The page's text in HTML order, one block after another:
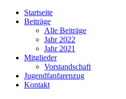
Facebook
page
window
Startseite
Beiträge
Alle Beiträge
Jahr 2022
Jahr 2021
Mitglieder
Vorstandschaft
Jugendfanfarenzug
Kontakt